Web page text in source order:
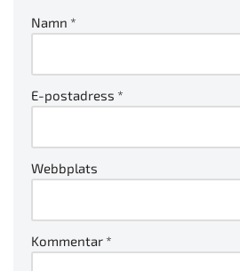
Namn *
E-postadress *
Webbplats
Kommentar *